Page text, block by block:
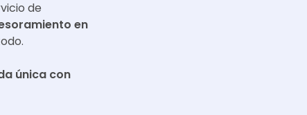
de
en
única con